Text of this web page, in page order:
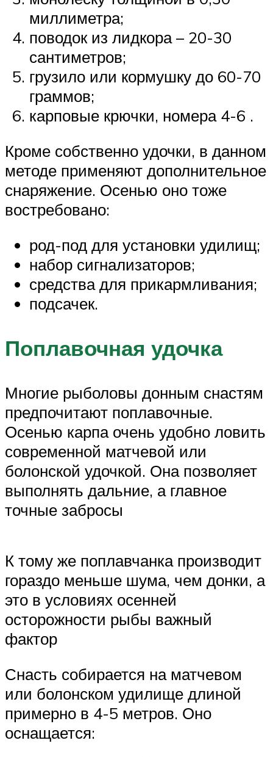
миллиметра;
поводок из лидкора – 20-30
сантиметров;
грузило или кормушку до 60-70
граммов;
карповые крючки, номера 4-6 .
Кроме собственно удочки, в данном
методе применяют дополнительное
снаряжение. Осенью оно тоже
востребовано:
род-под для установки удилищ;
набор сигнализаторов;
средства для прикармливания;
подсачек.
Поплавочная удочка
Многие рыболовы донным снастям
предпочитают поплавочные.
Осенью карпа очень удобно ловить
современной матчевой или
болонской удочкой. Она позволяет
выполнять дальние, а главное
точные забросы
К тому же поплавчанка производит
гораздо меньше шума, чем донки, а
это в условиях осенней
осторожности рыбы важный
фактор
Снасть собирается на матчевом
или болонском удилище длиной
примерно в 4-5 метров. Оно
оснащается: